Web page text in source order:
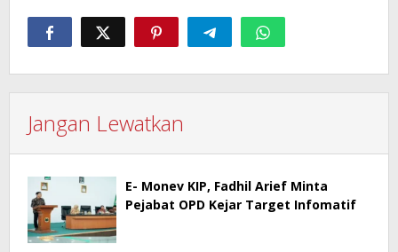
Jangan Lewatkan
E- Monev KIP, Fadhil Arief Minta
Pejabat OPD Kejar Target Infomatif